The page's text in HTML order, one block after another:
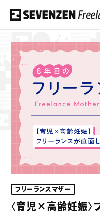
フリーコンサルを応援する会員
「セブンゼンフリーランス」
このサイトについて
案件情報
案件実績
ビジネスサポート
フリーランスマザー
〈育児×高齢妊娠〉